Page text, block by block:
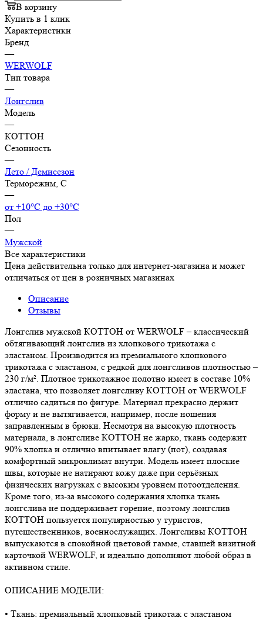
В корзину
Купить в 1 клик
Характеристики
Бренд
—
WERWOLF
Тип товара
—
Лонгслив
Модель
—
КОТТОН
Сезонность
—
Лето / Демисезон
Терморежим, C
—
от +10°С до +30°С
Пол
—
Мужской
Все характеристики
Цена действительна только для интернет-магазина и может
отличаться от цен в розничных магазинах
Описание
Отзывы
Лонгслив мужской КОТТОН от WERWOLF – классический
обтягивающий лонгслив из хлопкового трикотажа с
эластаном. Производится из премиального хлопкового
трикотажа с эластаном, с редкой для лонгсливов плотностью –
230 г/м². Плотное трикотажное полотно имеет в составе 10%
эластана, что позволяет лонгсливу КОТТОН от WERWOLF
отлично садиться по фигуре. Материал прекрасно держит
форму и не вытягивается, например, после ношения
заправленным в брюки. Несмотря на высокую плотность
материала, в лонгсливе КОТТОН не жарко, ткань содержит
90% хлопка и отлично впитывает влагу (пот), создавая
комфортный микроклимат внутри. Модель имеет плоские
швы, которые не натирают кожу даже при серьёзных
физических нагрузках с высоким уровнем потоотделения.
Кроме того, из-за высокого содержания хлопка ткань
лонгслива не поддерживает горение, поэтому лонгслив
КОТТОН пользуется популярностью у туристов,
путешественников, военнослужащих. Лонгсливы КОТТОН
выпускаются в спокойной цветовой гамме, ставшей визитной
карточкой WERWOLF, и идеально дополняют любой образ в
активном стиле.
ОПИСАНИЕ МОДЕЛИ:
• Ткань: премиальный хлопковый трикотаж с эластаном